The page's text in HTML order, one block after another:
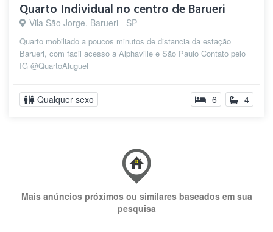
Quarto Individual no centro de Barueri
Vila São Jorge, Barueri - SP
Quarto mobiliado a poucos minutos de distancia da estação
Barueri, com facil acesso a Alphaville e São Paulo Contato pelo
IG @QuartoAluguel
Qualquer sexo 6 4
Mais anúncios próximos ou similares baseados em sua
pesquisa